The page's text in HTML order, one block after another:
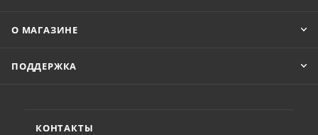
О МАГАЗИНЕ
ПОДДЕРЖКА
КОНТАКТЫ